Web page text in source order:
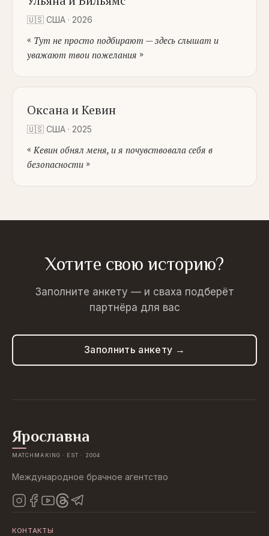
🇺🇸 США · 2026
« Тут не просто подбирают — здесь слышат и
уважают твои пожелания »
Оксана и Кевин
🇺🇸 США · 2025
« Кевин обнял меня, и я почувствовала себя в
безопасности »
Хотите свою историю?
Заполните анкету — и сваха подберёт
партнёра для вас
Заполнить анкету →
Ярославна
MATCHMAKING · EST · 2004
Международное брачное агентство
КОНТАКТЫ